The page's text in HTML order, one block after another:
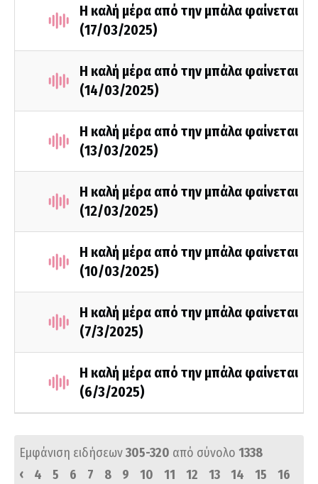
Η καλή μέρα από την μπάλα φαίνεται
(17/03/2025)
Η καλή μέρα από την μπάλα φαίνεται
(14/03/2025)
Η καλή μέρα από την μπάλα φαίνεται
(13/03/2025)
Η καλή μέρα από την μπάλα φαίνεται
(12/03/2025)
Η καλή μέρα από την μπάλα φαίνεται
(10/03/2025)
Η καλή μέρα από την μπάλα φαίνεται
(7/3/2025)
Η καλή μέρα από την μπάλα φαίνεται
(6/3/2025)
Εμφάνιση ειδήσεων305-320 από σύνολο 1338
‹
4 5 6 7 8 9 10 11 12 13 14 15
16